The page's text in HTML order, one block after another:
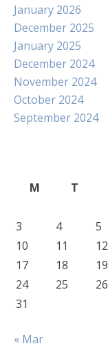
January 2026
December 2025
January 2025
December 2024
November 2024
October 2024
September 2024
M
T
3
4 5
10
11 12
17
18 19
24
25 26
31
« Mar